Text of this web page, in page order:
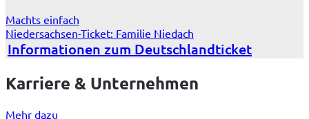
Machts einfach
Niedersachsen-Ticket: Familie Niedach
Informationen zum Deutschlandticket
Karriere & Unternehmen
Mehr dazu